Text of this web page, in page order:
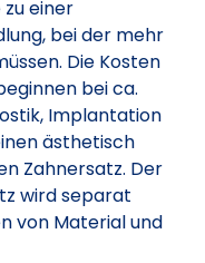
einer
bei der mehr
Die Kosten
bei ca.
Implantation
ästhetisch
Zahnersatz. Der
wird separat
von Material und